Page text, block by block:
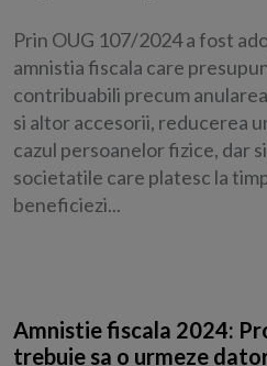
Prin OUG 107/2024 a fost
amnistia fiscala care
contribuabili precum
si altor accesorii, reducerea
cazul persoanelor fizice, dar
societatile care platesc la
beneficiezi...
Amnistie fiscala 2024:
trebuie sa o urmeze